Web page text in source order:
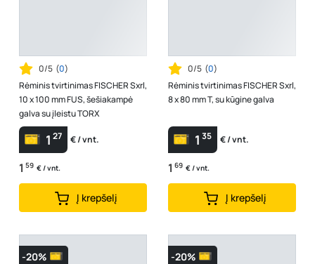
0/5 (0)
Rėminis tvirtinimas FISCHER Sxrl,
10 x 100 mm FUS, šešiakampė
galva su įleistu TORX
1 27 € / vnt.
1 59 € / vnt.
Į krepšelį
0/5 (0)
Rėminis tvirtinimas FISCHER Sxrl,
8 x 80 mm T, su kūgine galva
1 35 € / vnt.
1 69 € / vnt.
Į krepšelį
-20% -20%